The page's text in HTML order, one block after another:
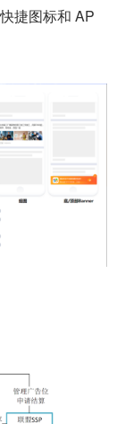
捷图标和 AP